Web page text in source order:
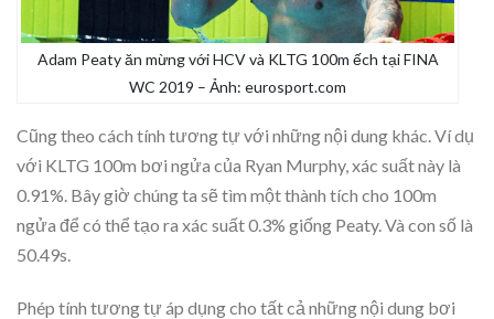
Adam Peaty ăn mừng với HCV và KLTG 100m ếch tại FINA
WC 2019 – Ảnh: eurosport.com
Cũng theo cách tính tương tự với những nội dung khác. Ví dụ
với KLTG 100m bơi ngửa của Ryan Murphy, xác suất này là
0.91%. Bây giờ chúng ta sẽ tìm một thành tích cho 100m
ngửa để có thể tạo ra xác suất 0.3% giống Peaty. Và con số là
50.49s.
Phép tính tương tự áp dụng cho tất cả những nội dung bơi